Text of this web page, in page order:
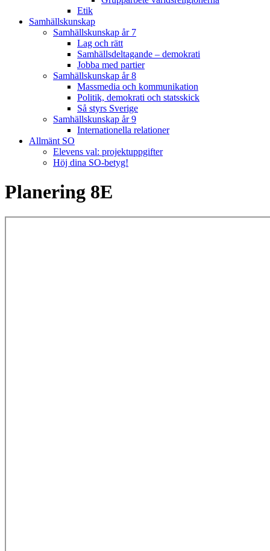
Etik
Samhällskunskap
Samhällskunskap år 7
Lag och rätt
Samhällsdeltagande – demokrati
Jobba med partier
Samhällskunskap år 8
Massmedia och kommunikation
Politik, demokrati och statsskick
Så styrs Sverige
Samhällskunskap år 9
Internationella relationer
Allmänt SO
Elevens val: projektuppgifter
Höj dina SO-betyg!
Planering 8E